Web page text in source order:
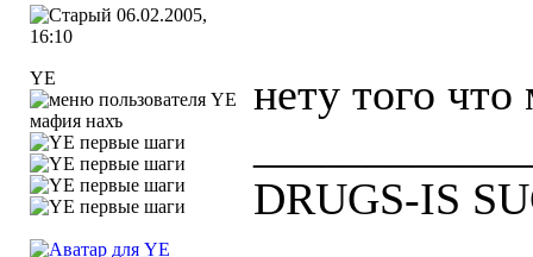
06.02.2005,
16:10
YE
мафия нахъ
нету того
DRUGS-IS